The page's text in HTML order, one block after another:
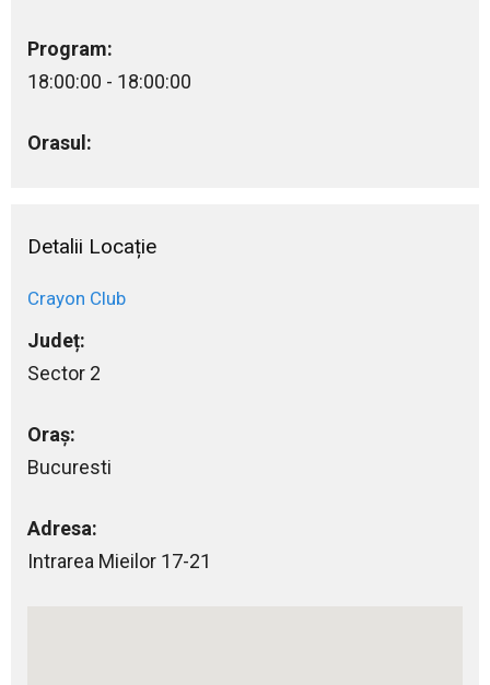
Program:
18:00:00 - 18:00:00
Orasul:
Detalii Locație
Crayon Club
Județ:
Sector 2
Oraș:
Bucuresti
Adresa:
Intrarea Mieilor 17-21